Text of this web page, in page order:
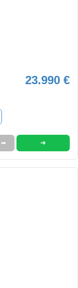
23.990 €
➦ ➜